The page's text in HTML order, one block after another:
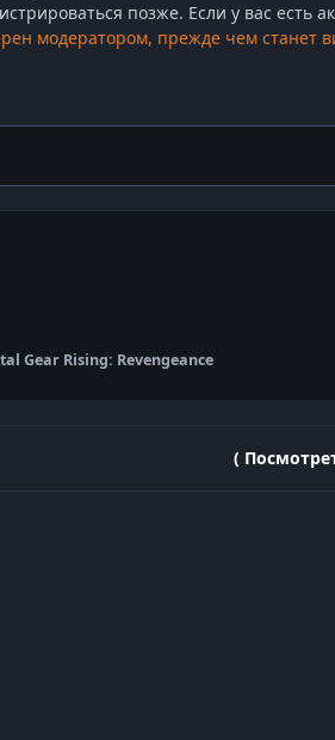
позже. Если у вас есть
модератором, прежде чем станет
Gear Rising: Revengeance
(